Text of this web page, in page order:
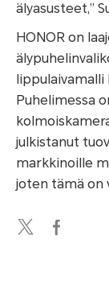
älyasusteet,”
HONOR on
lippulaivamalli
Puhelimessa
julkistanut
markkinoille
joten tämä on